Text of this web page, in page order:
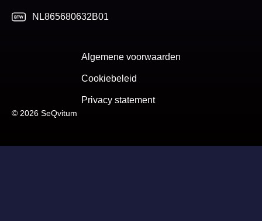
NL865680632B01
© 2026 SeQvitum
Algemene voorwaarden
Cookiebeleid
Privacy statement